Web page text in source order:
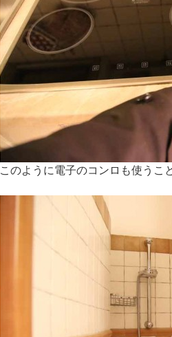
このように電子のコンロも使うこ